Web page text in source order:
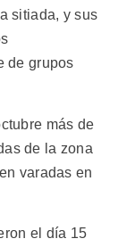
sitiada, y sus
de grupos
más de
de la zona
varadas en
el día 15